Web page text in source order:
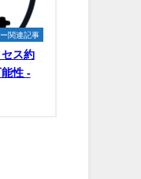
関連記事
セス約
性 -